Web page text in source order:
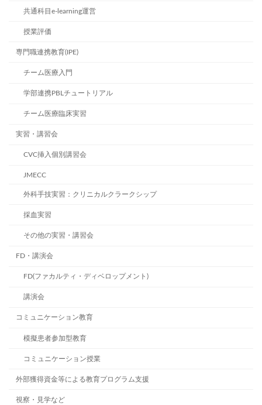
共通科目e-learning運営
授業評価
専門職連携教育(IPE)
チーム医療入門
学部連携PBLチュートリアル
チーム医療臨床実習
実習・講習会
CVC挿入個別講習会
JMECC
外科手技実習：クリニカルクラークシップ
採血実習
その他の実習・講習会
FD・講演会
FD(ファカルティ・ディベロップメント)
講演会
コミュニケーション教育
模擬患者参加型教育
コミュニケーション授業
外部獲得資金等による教育プログラム支援
視察・見学など